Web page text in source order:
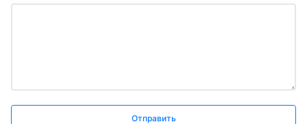
Отправить